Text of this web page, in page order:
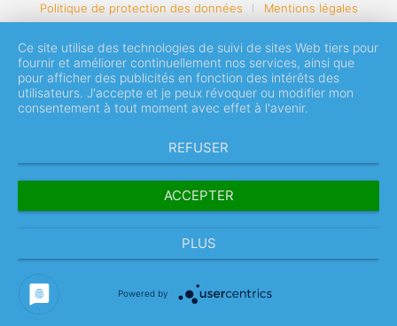
Politique de protection des données Mentions légales
Ce site utilise des technologies de suivi de sites Web tiers pour
fournir et améliorer continuellement nos services, ainsi que
pour afficher des publicités en fonction des intérêts des
utilisateurs. J'accepte et je peux révoquer ou modifier mon
consentement à tout moment avec effet à l'avenir.
REFUSER
ACCEPTER
PLUS
Powered by